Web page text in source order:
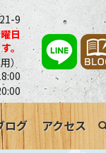
9
日
。
）
ログ アクセス